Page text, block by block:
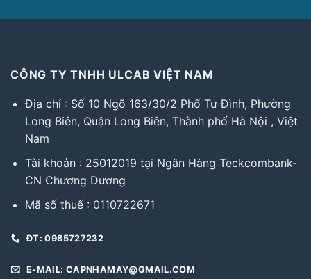
CÔNG TY TNHH ULCAB VIỆT NAM
Địa chỉ : Số 10 Ngõ 163/30/2 Phố Tư Đình, Phường
Long Biên, Quận Long Biên, Thành phố Hà Nội , Việt
Nam
Tài khoản : 25012019 tại Ngân Hàng Teckcombank-
CN Chương Dương
Mã số thuế : 0110722671
ĐT: 0985727232
E-MAIL: CAPNHAMAY@GMAIL.COM